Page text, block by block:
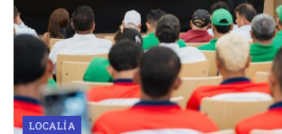
LOCALÍA